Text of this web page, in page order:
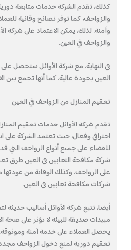
كذلك، تقدم الشركة خدمات متابعة
والزواحف، كما توفر نصائح وقائية
وآمنة. لذلك، يمكن الاعتماد على شركة
والزواحف في العين.
في النهاية، مع شركة الأوائل ستحصل
العين بجودة عالية، كما أنها تجمع بين
تعقيم المنازل من الزواحف في العين
تقدم شركة الأوائل خدمات تعقيم
احترافي وفعال، حيث تعتمد الشركة على
للقضاء على جميع أنواع الزواحف التي قد
شركة مكافحة الثعابين في العين طرق
على الزواحف، وكذلك الوقاية من عودتها
شركات مكافحة ثعابين في العين.
أيضا، تتبع شركة الأوائل أساليب حديثة
مبيدات صديقة للبيئة لا تؤثر على صحة
يحصل العملاء على خدمة آمنة
تعقيم دورية لمنع دخول الزواحف مجدداً،